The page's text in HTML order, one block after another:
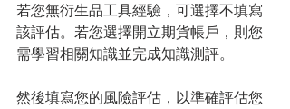
若您無衍生品工具經驗，可選擇不填寫
該評估。若您選擇開立期貨帳戶，則您
需學習相關知識並完成知識測評。
然後填寫您的風險評估，以準確評估您